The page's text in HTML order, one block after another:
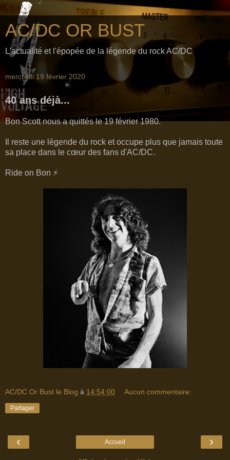
AC/DC OR BUST
L'actualité et l'épopée de la légende du rock AC/DC
mercredi 19 février 2020
40 ans déjà...
Bon Scott nous a quittés le 19 février 1980.
Il reste une légende du rock et occupe plus que jamais toute
sa place dans le cœur des fans d'AC/DC.
Ride on Bon ⚡
AC/DC Or Bust le Blog à 14:54:00 Aucun commentaire:
Partager
‹ ›
Accueil